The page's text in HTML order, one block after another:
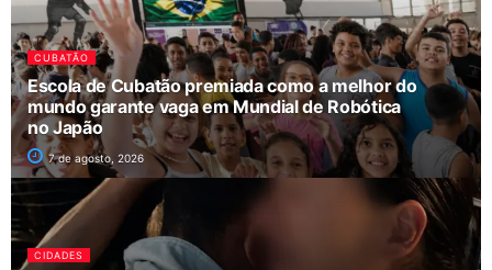
CUBATÃO
Escola de Cubatão premiada como a melhor do
mundo garante vaga em Mundial de Robótica
no Japão
7 de agosto, 2026
CIDADES